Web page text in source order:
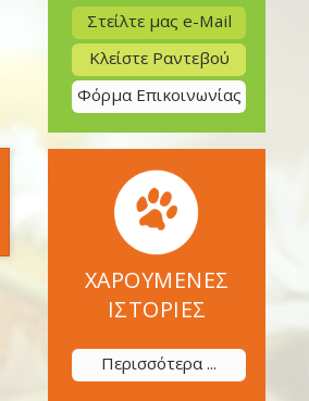
Στείλτε μας e-Mail
Κλείστε Ραντεβού
Φόρμα Επικοινωνίας
ΧΑΡΟΥΜΕΝΕΣ
ΙΣΤΟΡΙΕΣ
Περισσότερα ...